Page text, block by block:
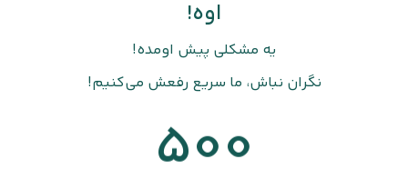
اوه!
یه مشکلی پیش اومده!
نگران نباش، ما سریع رفعش می‌کنیم!
500